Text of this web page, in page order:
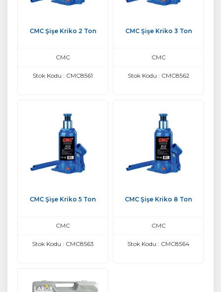
CMC Şişe Kriko 2 Ton
CMC
Stok Kodu : CMC8561
CMC Şişe Kriko 3 Ton
CMC
Stok Kodu : CMC8562
CMC Şişe Kriko 5 Ton
CMC
Stok Kodu : CMC8563
CMC Şişe Kriko 8 Ton
CMC
Stok Kodu : CMC8564